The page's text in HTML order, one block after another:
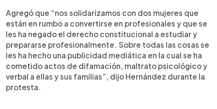
Agregó que “nos solidarizamos con dos mujeres que
están en rumbo a convertirse en profesionales y que se
les ha negado el derecho constitucional a estudiar y
prepararse profesionalmente. Sobre todas las cosas se
les ha hecho una publicidad mediática en la cual se ha
cometido actos de difamación, maltrato psicológico y
verbal a ellas y sus familias”, dijo Hernández durante la
protesta.